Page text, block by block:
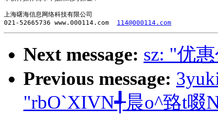
上海曙海信息网络科技有限公司
021-52665736 www.000114.com 114@000114.com
Next message: sz: "优
Previous message:
"rbO`XIVN╃晨o^臵t啜